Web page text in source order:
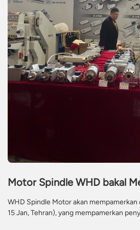
Motor Spindle WHD bakal
Penyelesaian Spindle CNC
di Iran Woodex 2026
WHD Spindle Motor akan mempamerkan
15 Jan, Tehran), yang mempamerkan